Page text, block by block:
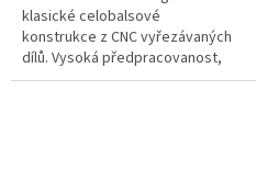
klasické celobalsové
konstrukce z CNC vyřezávaných
dílů. Vysoká předpracovanost,
snadná stavba, výborné letové